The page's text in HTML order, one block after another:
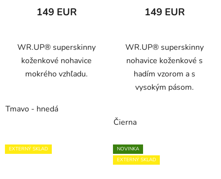
149 EUR
WR.UP® superskinny
koženkové nohavice
mokrého vzhľadu.
Tmavo - hnedá
149 EUR
WR.UP® superskinny
nohavice koženkové s
hadím vzorom a s
vysokým pásom.
Čierna
EXTERNÝ SKLAD
NOVINKA
EXTERNÝ SKLAD